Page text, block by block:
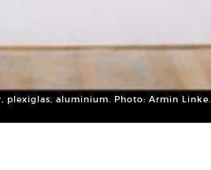
plexiglas, aluminium. Photo: Armin Linke.